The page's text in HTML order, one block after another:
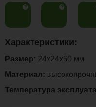
? ?
Характеристики:
Размер: 24х24х60 мм
Материал:
Температура